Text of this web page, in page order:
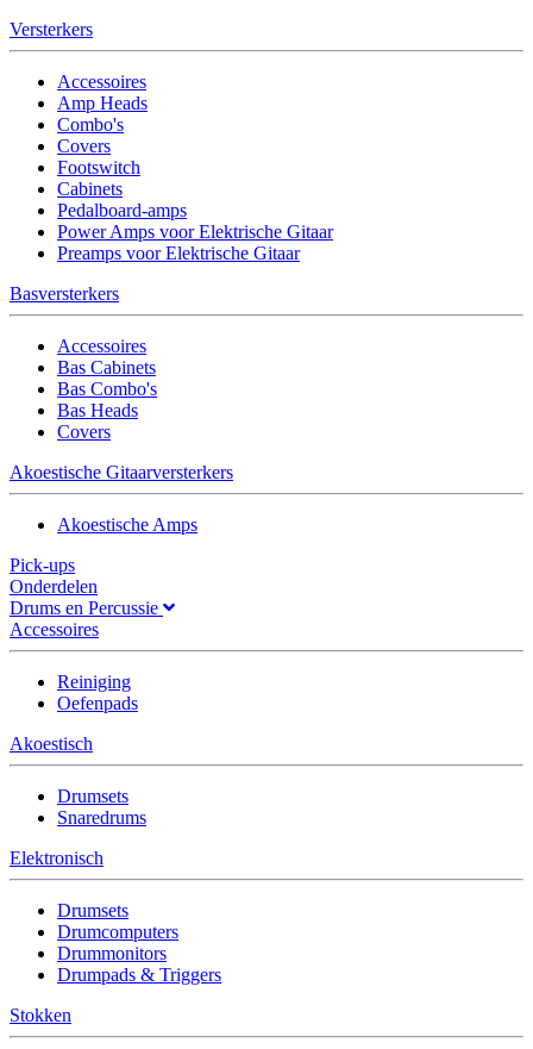
Versterkers
Accessoires
Amp Heads
Combo's
Covers
Footswitch
Cabinets
Pedalboard-amps
Power Amps voor Elektrische Gitaar
Preamps voor Elektrische Gitaar
Basversterkers
Accessoires
Bas Cabinets
Bas Combo's
Bas Heads
Covers
Akoestische Gitaarversterkers
Akoestische Amps
Pick-ups
Onderdelen
Drums en Percussie
Accessoires
Reiniging
Oefenpads
Akoestisch
Drumsets
Snaredrums
Elektronisch
Drumsets
Drumcomputers
Drummonitors
Drumpads & Triggers
Stokken